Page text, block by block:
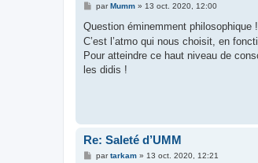
M
s
a
g
par Mumm» 13 oct. 2020, 12:00
Question éminemment philosophique !
C’est l’atmo qui nous choisit, en
Pour atteindre ce haut niveau de
les didis !
Re: Saleté d’UMM
Mpartarkam» 13 oct. 2020, 12:21